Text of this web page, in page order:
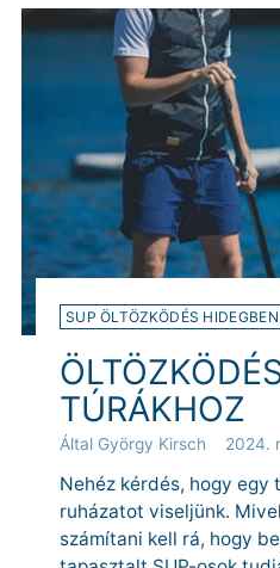
SUP ÖLTÖZKÖDÉS HIDEGBEN
TÚRÁKHOZ
Által György Kirsch 2024.
Nehéz kérdés, hogy egy
ruházatot viseljünk.
számítani kell rá, hogy